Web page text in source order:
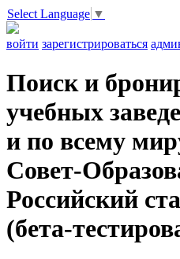
Select Language ▼
войти зарегистрироваться
Поиск и
учебных
и по всему
Совет-
Российский
(бета-